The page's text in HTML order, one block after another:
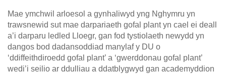
Mae ymchwil arloesol a gynhaliwyd yng Nghymru yn
trawsnewid sut mae darpariaeth gofal plant yn cael ei deall
a’i darparu ledled Lloegr, gan fod tystiolaeth newydd yn
dangos bod dadansoddiad manylaf y DU o
‘ddiffeithdiroedd gofal plant’ a ‘gwerddonau gofal plant’
wedi’i seilio ar ddulliau a ddatblygwyd gan academyddion